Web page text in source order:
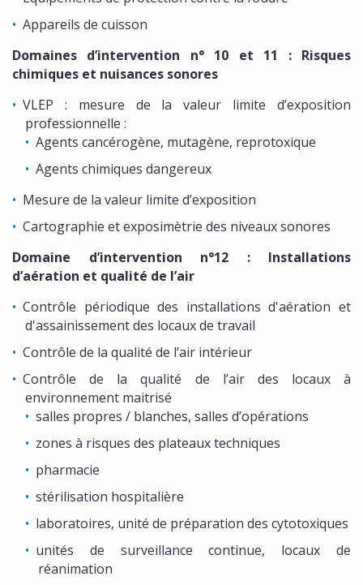
Appareils de cuisson
Domaines d’intervention n° 10 et 11 : Risques
chimiques et nuisances sonores
VLEP : mesure de la valeur limite d’exposition
professionnelle :
Agents cancérogène, mutagène, reprotoxique
Agents chimiques dangereux
Mesure de la valeur limite d’exposition
Cartographie et exposimètrie des niveaux sonores
Domaine d’intervention n°12 : Installations
d’aération et qualité de l’air
Contrôle périodique des installations d'aération et
d'assainissement des locaux de travail
Contrôle de la qualité de l’air intérieur
Contrôle de la qualité de l’air des locaux à
environnement maitrisé
salles propres / blanches, salles d’opérations
zones à risques des plateaux techniques
pharmacie
stérilisation hospitalière
laboratoires, unité de préparation des cytotoxiques
unités de surveillance continue, locaux de
réanimation